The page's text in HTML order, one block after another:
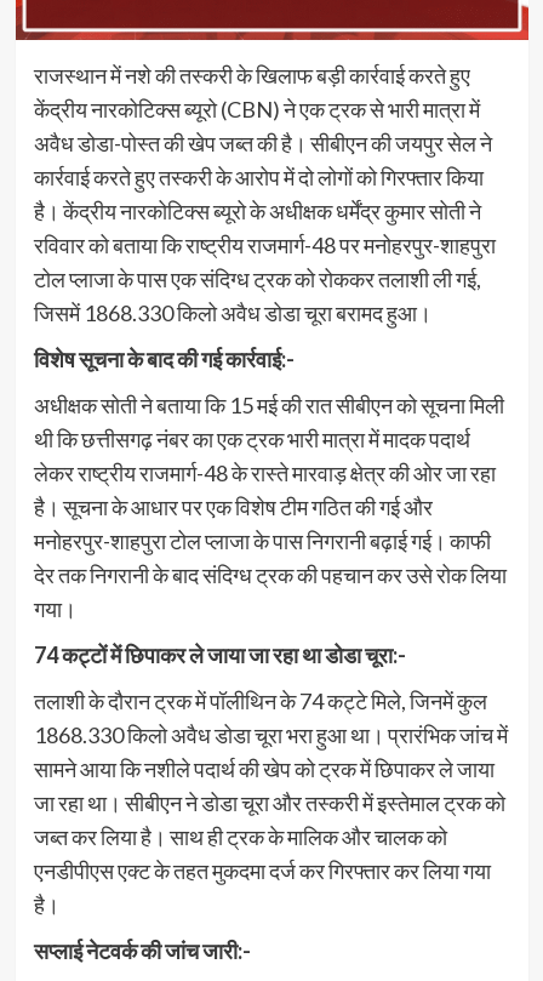
राजस्थान में नशे की तस्करी के खिलाफ बड़ी कार्रवाई करते हुए
केंद्रीय नारकोटिक्स ब्यूरो (CBN) ने एक ट्रक से भारी मात्रा में
अवैध डोडा-पोस्त की खेप जब्त की है। सीबीएन की जयपुर सेल ने
कार्रवाई करते हुए तस्करी के आरोप में दो लोगों को गिरफ्तार किया
है। केंद्रीय नारकोटिक्स ब्यूरो के अधीक्षक धर्मेंद्र कुमार सोती ने
रविवार को बताया कि राष्ट्रीय राजमार्ग-48 पर मनोहरपुर-शाहपुरा
टोल प्लाजा के पास एक संदिग्ध ट्रक को रोककर तलाशी ली गई,
जिसमें 1868.330 किलो अवैध डोडा चूरा बरामद हुआ।
विशेष सूचना के बाद की गई कार्रवाई:-
अधीक्षक सोती ने बताया कि 15 मई की रात सीबीएन को सूचना मिली
थी कि छत्तीसगढ़ नंबर का एक ट्रक भारी मात्रा में मादक पदार्थ
लेकर राष्ट्रीय राजमार्ग-48 के रास्ते मारवाड़ क्षेत्र की ओर जा रहा
है। सूचना के आधार पर एक विशेष टीम गठित की गई और
मनोहरपुर-शाहपुरा टोल प्लाजा के पास निगरानी बढ़ाई गई। काफी
देर तक निगरानी के बाद संदिग्ध ट्रक की पहचान कर उसे रोक लिया
गया।
74 कट्टों में छिपाकर ले जाया जा रहा था डोडा चूरा:-
तलाशी के दौरान ट्रक में पॉलीथिन के 74 कट्टे मिले, जिनमें कुल
1868.330 किलो अवैध डोडा चूरा भरा हुआ था। प्रारंभिक जांच में
सामने आया कि नशीले पदार्थ की खेप को ट्रक में छिपाकर ले जाया
जा रहा था। सीबीएन ने डोडा चूरा और तस्करी में इस्तेमाल ट्रक को
जब्त कर लिया है। साथ ही ट्रक के मालिक और चालक को
एनडीपीएस एक्ट के तहत मुकदमा दर्ज कर गिरफ्तार कर लिया गया
है।
सप्लाई नेटवर्क की जांच जारी:-